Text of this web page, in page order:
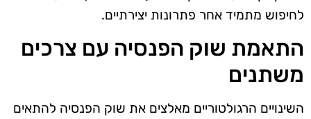
לחיפוש מתמיד אחר פתרונות יצירתיים.
התאמת שוק הפנסיה עם צרכים
משתנים
השינויים הרגולטוריים מאלצים את שוק הפנסיה להתאים